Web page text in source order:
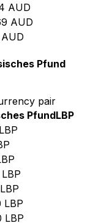
AUD
AUD
AUD
Pfund
pair
PfundLBP
LBP
LBP
LBP
LBP
LBP